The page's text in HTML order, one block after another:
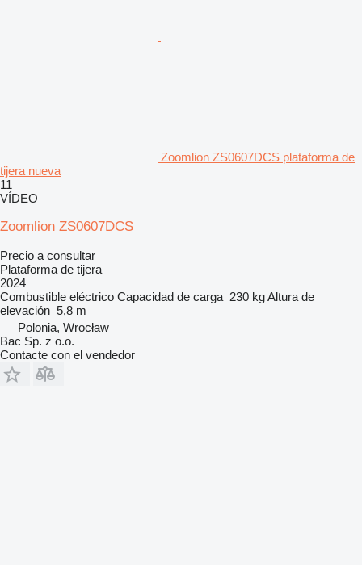
Zoomlion ZS0607DCS plataforma de
tijera nueva
11
VÍDEO
Zoomlion ZS0607DCS
Precio a consultar
Plataforma de tijera
2024
Combustible eléctrico Capacidad de carga 230 kgAltura de
elevación 5,8 m
Polonia, Wrocław
Bac Sp. z o.o.
Contacte con el vendedor